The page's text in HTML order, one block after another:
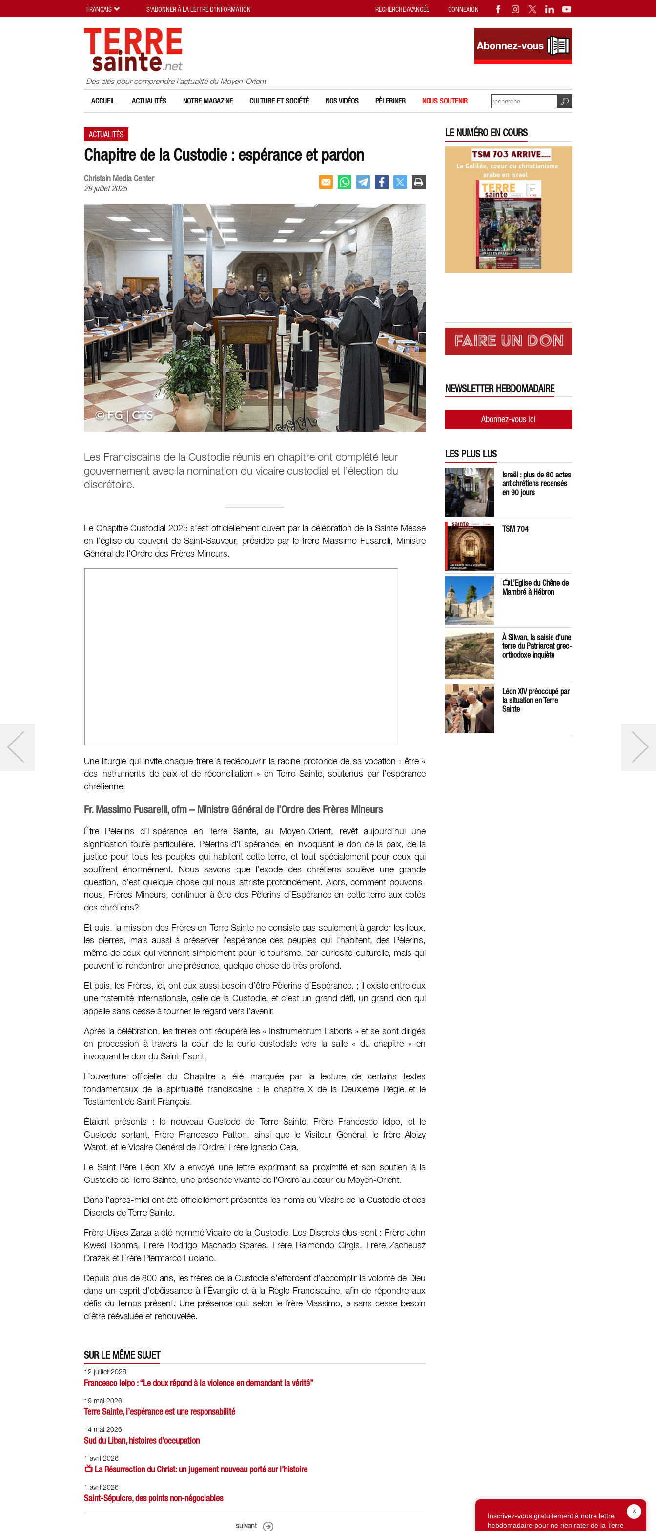
Des clés pour comprendre l’actualité du Moyen-Orient
ACCUEIL ACTUALITÉS NOTRE MAGAZINE CULTURE ET SOCIÉTÉ NOS VIDÉOS PÈLERINER NOUS SOUTENIR
ACTUALITÉS
Chapitre de la Custodie : espérance et pardon
Christain Media Center
29 juillet 2025
Les Franciscains de la Custodie réunis en chapitre ont complété leur
gouvernement avec la nomination du vicaire custodial et l’élection du
discrétoire.
Le Chapitre Custodial 2025 s’est officiellement ouvert par la célébration de la Sainte Messe
en l’église du couvent de Saint-Sauveur, présidée par le frère Massimo Fusarelli, Ministre
Général de l’Ordre des Frères Mineurs.
Une liturgie qui invite chaque frère à redécouvrir la racine profonde de sa vocation : être «
des instruments de paix et de réconciliation » en Terre Sainte, soutenus par l’espérance
chrétienne.
Fr. Massimo Fusarelli, ofm – Ministre Général de l’Ordre des Frères Mineurs
Être Pèlerins d’Espérance en Terre Sainte, au Moyen-Orient, revêt aujourd’hui une
signification toute particulière. Pèlerins d’Espérance, en invoquant le don de la paix, de la
justice pour tous les peuples qui habitent cette terre, et tout spécialement pour ceux qui
souffrent énormément. Nous savons que l’exode des chrétiens soulève une grande
question, c’est quelque chose qui nous attriste profondément. Alors, comment pouvons-
nous, Frères Mineurs, continuer à être des Pèlerins d’Espérance en cette terre aux cotés
des chrétiens?
Et puis, la mission des Frères en Terre Sainte ne consiste pas seulement à garder les lieux,
les pierres, mais aussi à préserver l’espérance des peuples qui l’habitent, des Pèlerins,
même de ceux qui viennent simplement pour le tourisme, par curiosité culturelle, mais qui
peuvent ici rencontrer une présence, quelque chose de très profond.
Et puis, les Frères, ici, ont eux aussi besoin d’être Pèlerins d’Espérance. ; il existe entre eux
une fraternité internationale, celle de la Custodie, et c’est un grand défi, un grand don qui
appelle sans cesse à tourner le regard vers l’avenir.
Après la célébration, les frères ont récupéré les « Instrumentum Laboris » et se sont dirigés
en procession à travers la cour de la curie custodiale vers la salle « du chapitre » en
invoquant le don du Saint-Esprit.
L’ouverture officielle du Chapitre a été marquée par la lecture de certains textes
fondamentaux de la spiritualité franciscaine : le chapitre X de la Deuxième Règle et le
Testament de Saint François.
Étaient présents : le nouveau Custode de Terre Sainte, Frère Francesco Ielpo, et le
Custode sortant, Frère Francesco Patton, ainsi que le Visiteur Général, le frère Alojzy
Warot, et le Vicaire Général de l’Ordre, Frère Ignacio Ceja.
Le Saint-Père Léon XIV a envoyé une lettre exprimant sa proximité et son soutien à la
Custodie de Terre Sainte, une présence vivante de l’Ordre au cœur du Moyen-Orient.
Dans l’après-midi ont été officiellement présentés les noms du Vicaire de la Custodie et des
Discrets de Terre Sainte.
Frère Ulises Zarza a été nommé Vicaire de la Custodie. Les Discrets élus sont : Frère John
Kwesi Bohma, Frère Rodrigo Machado Soares, Frère Raimondo Girgis, Frère Zacheusz
Drazek et Frère Piermarco Luciano.
Depuis plus de 800 ans, les frères de la Custodie s’efforcent d’accomplir la volonté de Dieu
dans un esprit d’obéissance à l’Évangile et à la Règle Franciscaine, afin de répondre aux
défis du temps présent. Une présence qui, selon le frère Massimo, a sans cesse besoin
d’être réévaluée et renouvelée.
SUR LE MÊME SUJET
12 juillet 2026
Francesco Ielpo : “Le doux répond à la violence en demandant la vérité”
19 mai 2026
Terre Sainte, l’espérance est une responsabilité
14 mai 2026
Sud du Liban, histoires d’occupation
1 avril 2026
📺 La Résurrection du Christ: un jugement nouveau porté sur l’histoire
1 avril 2026
Saint-Sépulcre, des points non-négociables
suivant
LE NUMÉRO EN COURS
NEWSLETTER HEBDOMADAIRE
Abonnez-vous ici
LES PLUS LUS
Israël : plus de 80 actes
antichrétiens recensés
en 90 jours
TSM 704
📺L’Eglise du Chêne de
Mambré à Hébron
À Silwan, la saisie d’une
terre du Patriarcat grec-
orthodoxe inquiète
Léon XIV préoccupé par
la situation en Terre
Sainte
×
Inscrivez-vous gratuitement à notre lettre
hebdomadaire pour ne rien rater de la Terre
RECHERCHE AVANCÉE CONNEXION
FRANÇAIS S'ABONNER À LA LETTRE D'INFORMATION